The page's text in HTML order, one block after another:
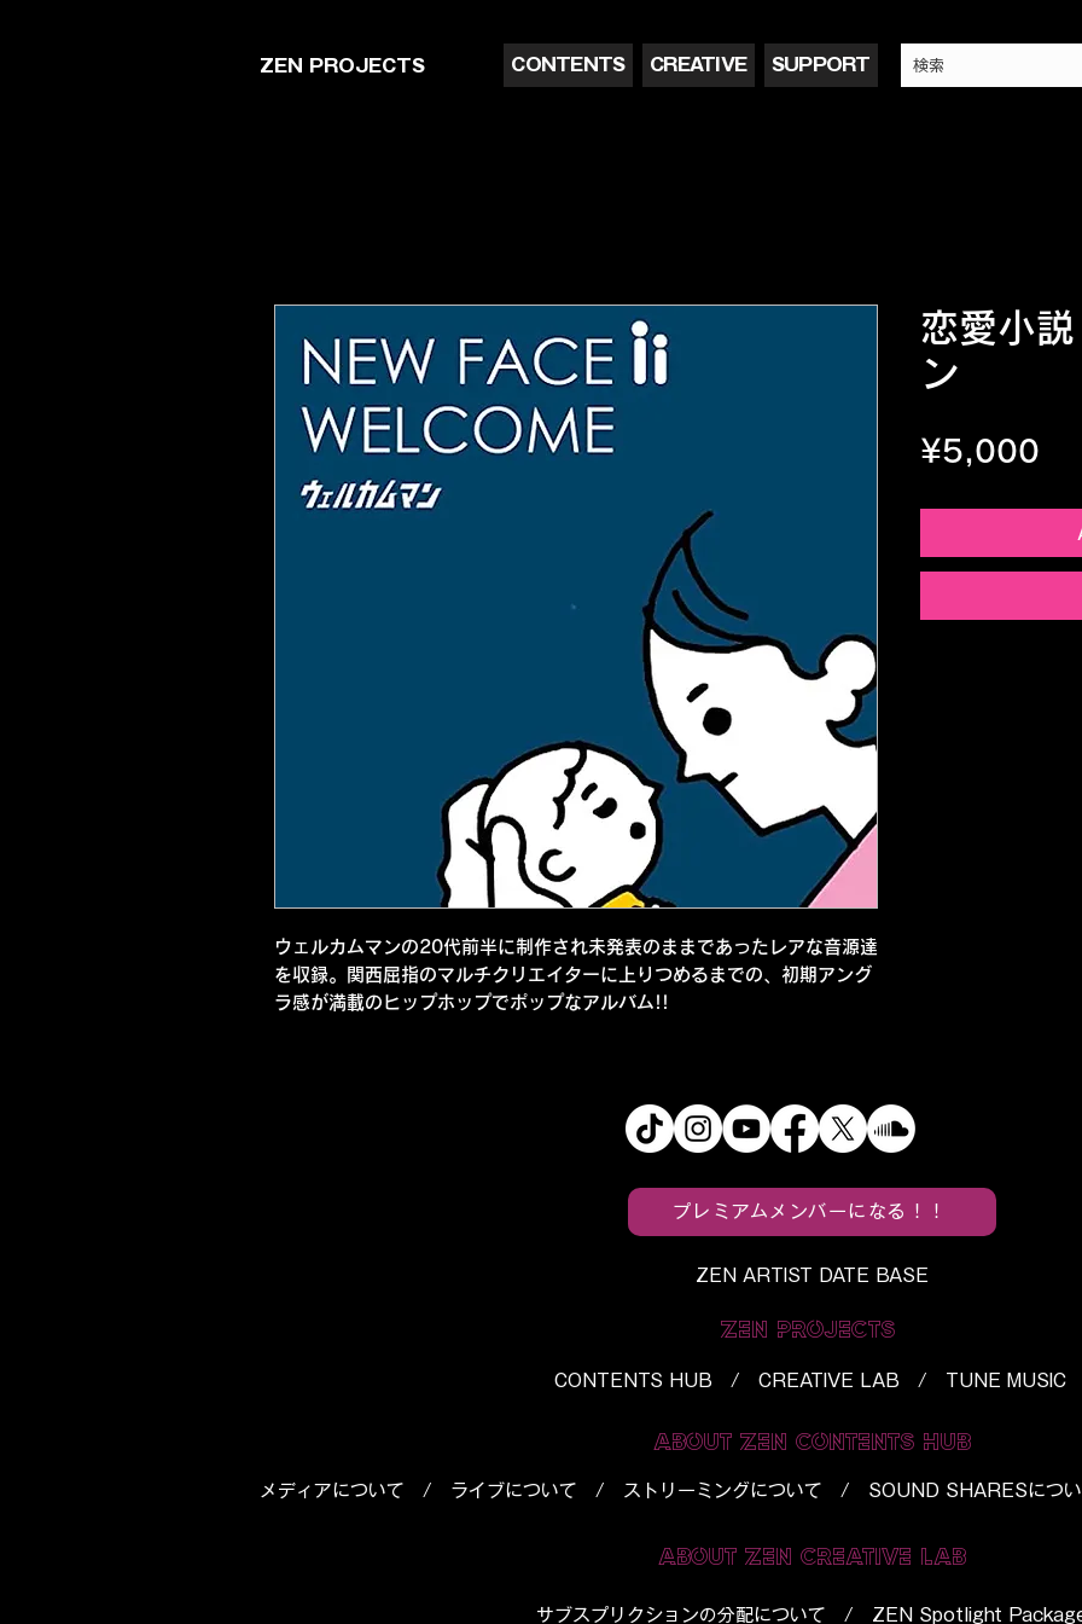
ZEN PROJECTS CONTENTS CREATIVE SUPPORT
ウェルカムマンの20代前半に制作され未発表のままであったレアな音源達
を収録。関西屈指のマルチクリエイターに上りつめるまでの、初期アング
ラ感が満載のヒップホップでポップなアルバム!!
恋愛小
ン
¥5,000
プレミアムメンバーになる！！
ZEN ARTIST DATE BASE
ZEN PROJECTS
CONTENTS HUB / CREATIVE LAB / TUNE MUSIC
ABOUT ZEN CONTENTS HUB
メディアについて / ライブについて / ストリーミングについて / SOUND SHARESにつ
ABOUT ZEN CREATIVE LAB
​サブスプリクションの分配について / ZEN Spotlight